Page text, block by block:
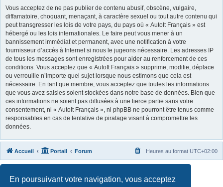
En poursuivant votre navigation, vous acceptez
Vous acceptez de ne pas publier de contenu abusif, obscène, vulgaire,
diffamatoire, choquant, menaçant, à caractère sexuel ou tout autre contenu qui
peut transgresser les lois de votre pays, du pays où « AutoIt Français » est
hébergé ou les lois internationales. Le faire peut vous mener à un
bannissement immédiat et permanent, avec une notification à votre
fournisseur d’accès à Internet si nous le jugeons nécessaire. Les adresses IP
de tous les messages sont enregistrées pour aider au renforcement de ces
conditions. Vous acceptez que « AutoIt Français » supprime, modifie, déplace
ou verrouille n’importe quel sujet lorsque nous estimons que cela est
nécessaire. En tant que membre, vous acceptez que toutes les informations
que vous avez saisies soient stockées dans notre base de données. Bien que
ces informations ne soient pas diffusées à une tierce partie sans votre
consentement, ni « AutoIt Français », ni phpBB ne pourront être tenus comme
responsables en cas de tentative de piratage visant à compromettre les
données.
Accueil Portail Forum Heures au format UTC+02:00
Traduit parphpBB-fr.com